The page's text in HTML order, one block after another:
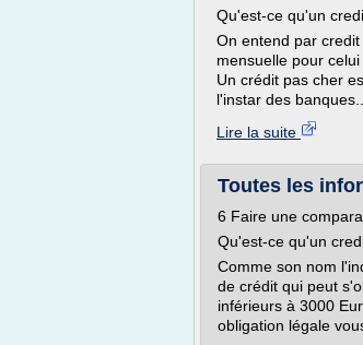
Qu'est-ce qu'un
On entend par
mensuelle pour
Un crédit pas cher
l'instar des banques...
Lire la suite
Toutes les
6 Faire une
Qu'est-ce qu'un
Comme son nom
de crédit qui peut
inférieurs à 3000
obligation légale